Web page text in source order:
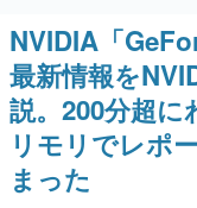
ゲーム
名作ゲー
聞きし、
きます。
赫本
この物語
本体にはシャアのパーソ
ークやジオン公国軍の
ム、型式番号などを配置
NVIDIA「
最新情報を
説。200分超
リモリでレポ
まった